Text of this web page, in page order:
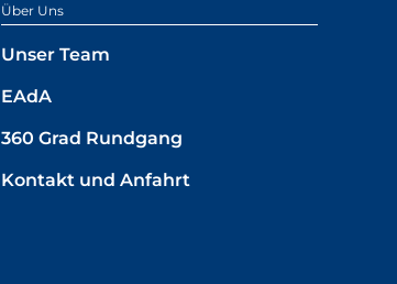
Über Uns
Unser Team
EAdA
360 Grad Rundgang
Kontakt und Anfahrt